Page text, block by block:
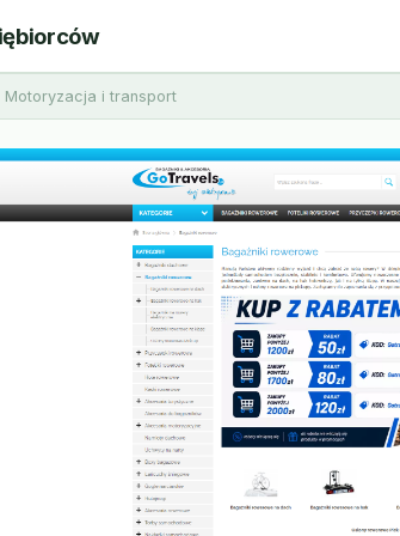
Motoryzacja i transport